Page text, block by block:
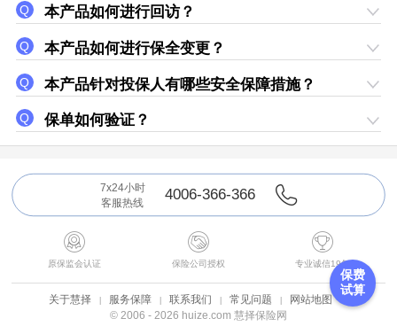
本产品如何进行回访？
本产品如何进行保全变更？
本产品针对投保人有哪些安全保障措施？
保单如何验证？
7x24小时
客服热线
4006-366-366

原保监会认证

保险公司授权

专业诚信19年
关于慧择 服务保障 联系我们 常见问题 网站地图
© 2006 - 2026 huize.com 慧择保险网
保费
试算